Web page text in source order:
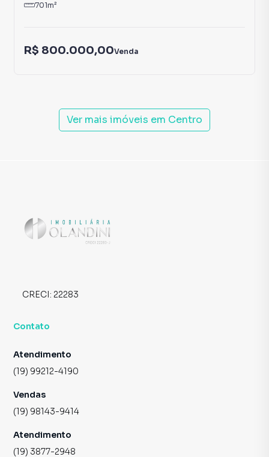
701m²
R$ 800.000,00Venda
Ver mais imóveis em Centro
CRECI: 22283
Contato
Atendimento
(19) 99212-4190
Vendas
(19) 98143-9414
Atendimento
(19) 3877-2948